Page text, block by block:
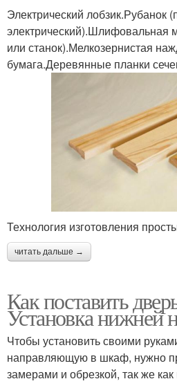
Электрический лобзик.Рубанок
электрический).Шлифовальная
или станок).Мелкозернистая
бумага.Деревянные планки
Технология изготовления
читать дальше →
Как поставить
Установка нижней
Чтобы установить своими
направляющую в шкаф, нужно
замерами и обрезкой, так же